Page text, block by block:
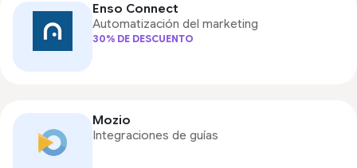
Enso Connect
Automatización del marketing
30% DE DESCUENTO
Mozio
Integraciones de guías